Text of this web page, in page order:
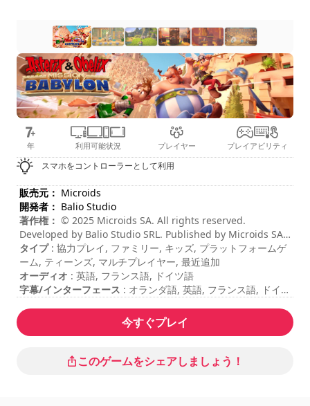
年 利用可能状況 プレイヤー プレイアビリティ
スマホをコントローラーとして利用
販売元： Microids
開発者： Balio Studio
著作権： © 2025 Microids SA. All rights reserved.
Developed by Balio Studio SRL. Published by Microids SA.
ASTERIX®-OBELIX®-IDEFIX® / ©2025 LES EDITIONS
ALBERT RENE / GOSCINNY - UDERZO
タイプ: 協力プレイ, ファミリー, キッズ, プラットフォームゲ
ーム, ティーンズ, マルチプレイヤー, 最近追加
オーディオ : 英語, フランス語, ドイツ語
字幕/インターフェース : オランダ語, 英語, フランス語, ドイツ
ン語
セッションの長さ
: 10 - 30 分
: ミディアム
今すぐプレイ
このゲームをシェアしましょう！